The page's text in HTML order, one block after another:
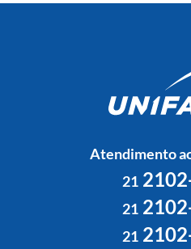
Atendimento
21
21
21